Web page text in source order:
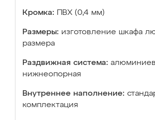
Кромка: ПВХ (0,4 мм)
Размеры: изготовление шкафа
размера
Раздвижная система:
нижнеопорная
Внутреннее наполнение:
комплектация